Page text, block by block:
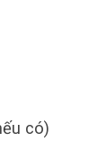
có)